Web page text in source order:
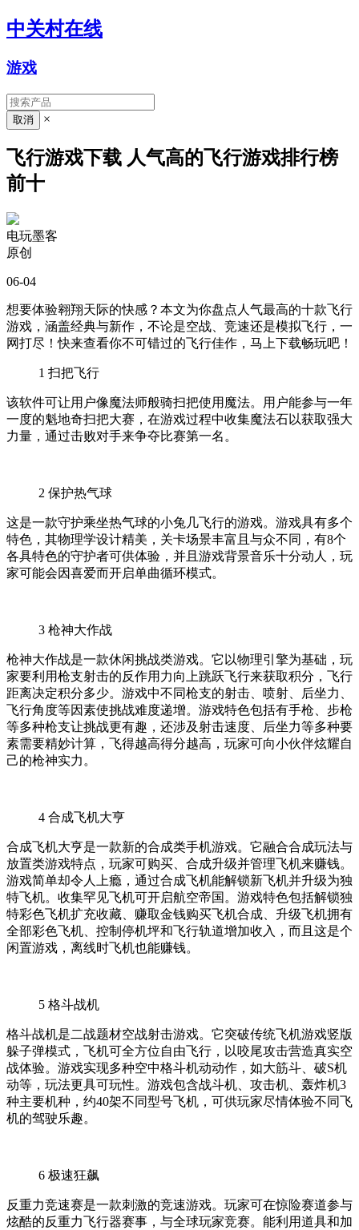
中关村在线
游戏
×
飞行游戏下载 人气高的飞行游戏排行榜
前十
电玩墨客
原创
06-04
想要体验翱翔天际的快感？本文为你盘点人气最高的十款飞行
游戏，涵盖经典与新作，不论是空战、竞速还是模拟飞行，一
网打尽！快来查看你不可错过的飞行佳作，马上下载畅玩吧！
1 扫把飞行
该软件可让用户像魔法师般骑扫把使用魔法。用户能参与一年
一度的魁地奇扫把大赛，在游戏过程中收集魔法石以获取强大
力量，通过击败对手来争夺比赛第一名。
2 保护热气球
这是一款守护乘坐热气球的小兔几飞行的游戏。游戏具有多个
特色，其物理学设计精美，关卡场景丰富且与众不同，有8个
各具特色的守护者可供体验，并且游戏背景音乐十分动人，玩
家可能会因喜爱而开启单曲循环模式。
3 枪神大作战
枪神大作战是一款休闲挑战类游戏。它以物理引擎为基础，玩
家要利用枪支射击的反作用力向上跳跃飞行来获取积分，飞行
距离决定积分多少。游戏中不同枪支的射击、喷射、后坐力、
飞行角度等因素使挑战难度递增。游戏特色包括有手枪、步枪
等多种枪支让挑战更有趣，还涉及射击速度、后坐力等多种要
素需要精妙计算，飞得越高得分越高，玩家可向小伙伴炫耀自
己的枪神实力。
4 合成飞机大亨
合成飞机大亨是一款新的合成类手机游戏。它融合合成玩法与
放置类游戏特点，玩家可购买、合成升级并管理飞机来赚钱。
游戏简单却令人上瘾，通过合成飞机能解锁新飞机并升级为独
特飞机。收集罕见飞机可开启航空帝国。游戏特色包括解锁独
特彩色飞机扩充收藏、赚取金钱购买飞机合成、升级飞机拥有
全部彩色飞机、控制停机坪和飞行轨道增加收入，而且这是个
闲置游戏，离线时飞机也能赚钱。
5 格斗战机
格斗战机是二战题材空战射击游戏。它突破传统飞机游戏竖版
躲子弹模式，飞机可全方位自由飞行，以咬尾攻击营造真实空
战体验。游戏实现多种空中格斗机动动作，如大筋斗、破S机
动等，玩法更具可玩性。游戏包含战斗机、攻击机、轰炸机3
种主要机种，约40架不同型号飞机，可供玩家尽情体验不同飞
机的驾驶乐趣。
6 极速狂飙
反重力竞速赛是一款刺激的竞速游戏。玩家可在惊险赛道参与
炫酷的反重力飞行器赛事，与全球玩家竞赛。能利用道具和加